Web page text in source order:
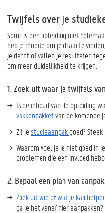
Twijfels over je
Soms is een opleiding niet
heb je moeite om je draai te
je dacht of vallen je resultaten
om meer duidelijkheid te krijgen:
1. Zoek uit waar je twijfels
Is de inhoud van de opleiding
vakkenpakketvan de komende
Zit jestudieaanpakgoed?
Waarom voel je je niet goed in
problemen die een invloed
2. Bepaal een plan van aanpak
Zoek uit wie of wat je kan helpen
ga je het vanaf hier aanpakken?